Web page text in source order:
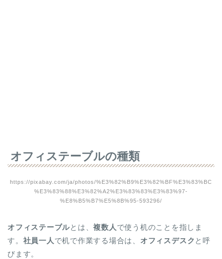
オフィステーブルの種類
https://pixabay.com/ja/photos/%E3%82%B9%E3%82%BF%E3%83%BC
%E3%83%88%E3%82%A2%E3%83%83%E3%83%97-
%E8%B5%B7%E5%8B%95-593296/
オフィステーブルとは、複数人 で使う机のことを指しま
す。 社員一人 で机で作業する場合は、 オフィスデスク と呼
びます。